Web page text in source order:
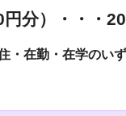
分）・・・
・在勤・在学のい